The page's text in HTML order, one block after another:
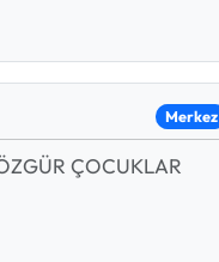
Merkez
ÇOCUKLAR